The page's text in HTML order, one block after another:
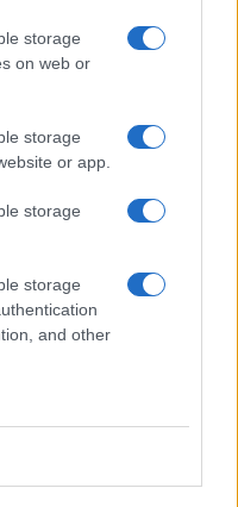
storage
on web or
storage
or app.
storage
storage
and other